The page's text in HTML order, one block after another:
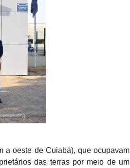
a oeste de Cuiabá), que ocupavam
das terras por meio de um